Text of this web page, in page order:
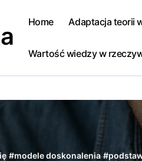
Home Adaptacja teorii
Wartość wiedzy w
#modele doskonalenia #